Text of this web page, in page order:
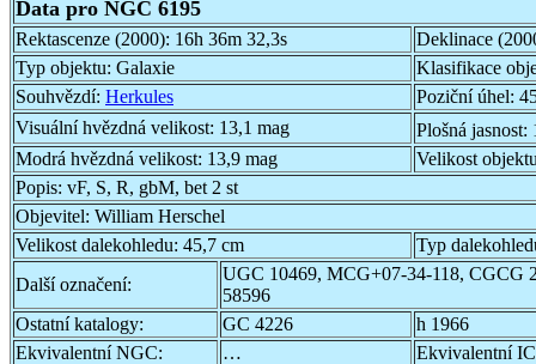
Data pro NGC 6195
Rektascenze (2000): 16h 36m 32,3s
Deklinace
Typ objektu: Galaxie
Klasifikace
Souhvězdí: Herkules Poziční úhel:
Visuální hvězdná velikost: 13,1 mag Plošná jasnost:
Modrá hvězdná velikost: 13,9 mag
Velikost
Popis: vF, S, R, gbM, bet 2 st
Objevitel: William Herschel
Velikost dalekohledu: 45,7 cm
Typ
Další označení:
UGC 10469, MCG+07-34-118, CGCG
58596
Ostatní katalogy:
GC 4226
h 1966
Ekvivalentní NGC:
…
Ekvivalentní